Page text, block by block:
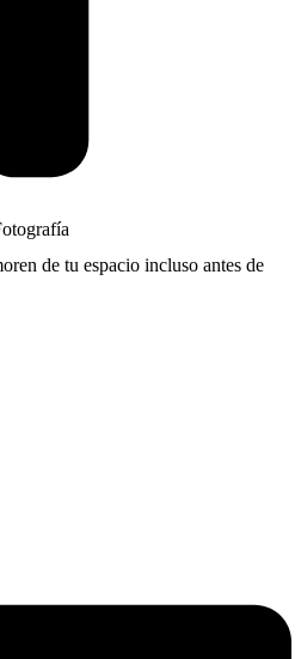
de tu espacio incluso antes de